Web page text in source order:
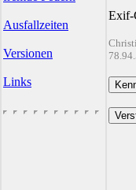
Ausfallzeiten
Versionen
Links
Exif-